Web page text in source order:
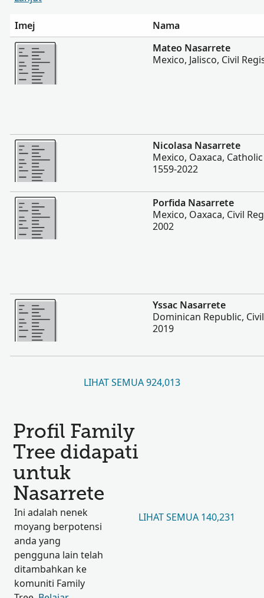
Imej
Nama
Lebih
Mateo Nasarrete
Mexico, Jalisco, Civil
Lebih
Nicolasa Nasarrete
Mexico, Oaxaca,
1559-2022
Lebih
Porfida Nasarrete
Mexico, Oaxaca, Civil
2002
Lebih
Yssac Nasarrete
Dominican Republic,
2019
LIHAT SEMUA 924,013
Profil Family
Tree didapati
untuk
Nasarrete
Ini adalah nenek
moyang berpotensi
anda yang
pengguna lain telah
ditambahkan ke
komuniti Family
LIHAT SEMUA 140,231